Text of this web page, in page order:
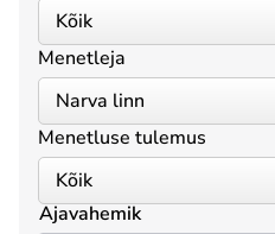
Menetleja
Menetluse tulemus
Ajavahemik